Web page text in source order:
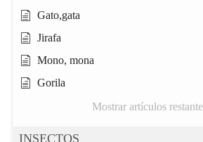
Gato,gata
Jirafa
Mono, mona
Gorila
Mostrar artículos
INSECTOS